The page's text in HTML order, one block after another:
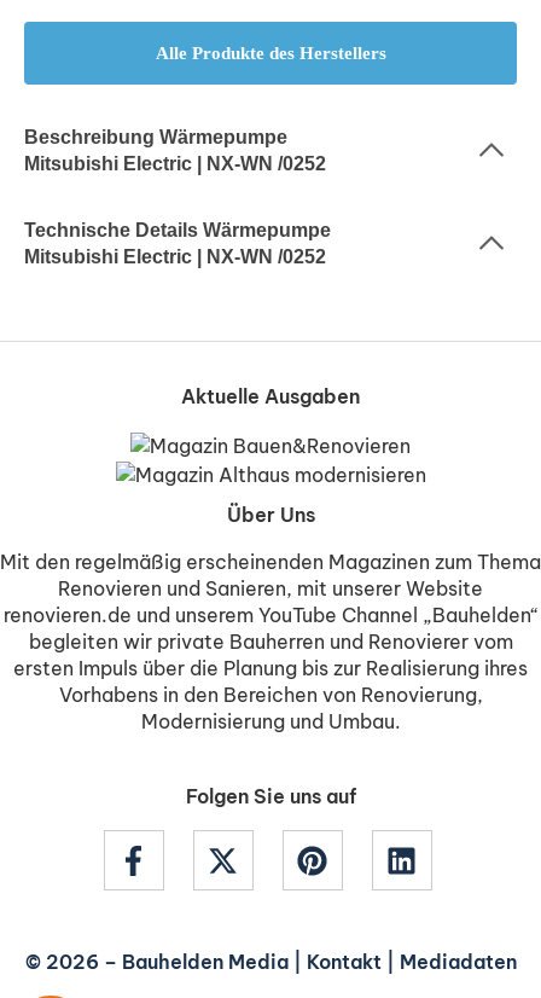
Alle Produkte des Herstellers
Beschreibung Wärmepumpe
Mitsubishi Electric | NX-WN /0252
Technische Details Wärmepumpe
Mitsubishi Electric | NX-WN /0252
Aktuelle Ausgaben
Über Uns
Mit den regelmäßig erscheinenden Magazinen zum Thema
Renovieren und Sanieren, mit unserer Website
renovieren.de und unserem YouTube Channel „Bauhelden“
begleiten wir private Bauherren und Renovierer vom
ersten Impuls über die Planung bis zur Realisierung ihres
Vorhabens in den Bereichen von Renovierung,
Modernisierung und Umbau.
Folgen Sie uns auf
© 2026 – Bauhelden Media| Kontakt| Mediadaten